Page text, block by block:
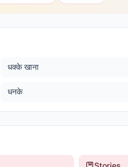
धक्के खाना
धनके